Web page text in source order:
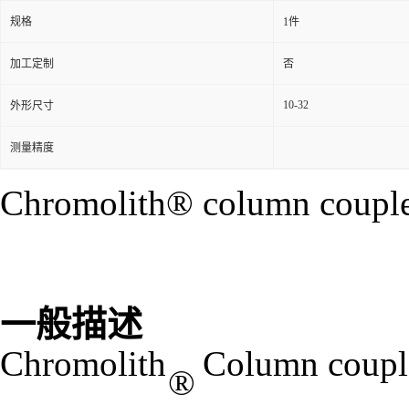
规格 1件
加工定制 否
外形尺寸 10-32
测量精度
Chromolith® column
一般描述
Chromolith® Column